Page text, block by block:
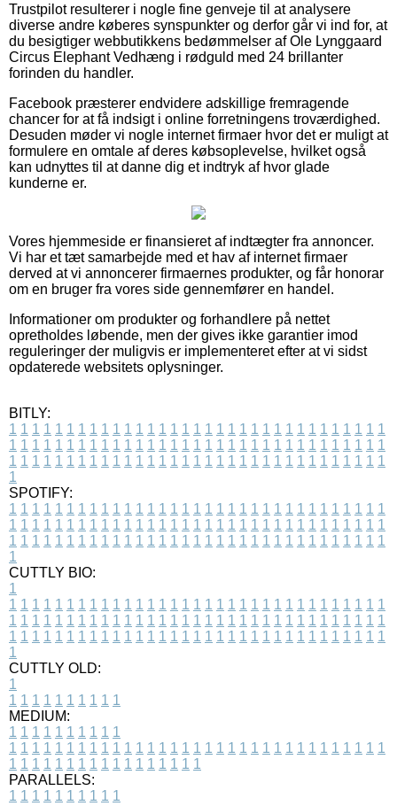
Trustpilot resulterer i nogle fine genveje til at analysere
diverse andre køberes synspunkter og derfor går vi ind for, at
du besigtiger webbutikkens bedømmelser af Ole Lynggaard
Circus Elephant Vedhæng i rødguld med 24 brillanter
forinden du handler.
Facebook præsterer endvidere adskillige fremragende
chancer for at få indsigt i online forretningens troværdighed.
Desuden møder vi nogle internet firmaer hvor det er muligt at
formulere en omtale af deres købsoplevelse, hvilket også
kan udnyttes til at danne dig et indtryk af hvor glade
kunderne er.
Vores hjemmeside er finansieret af indtægter fra annoncer.
Vi har et tæt samarbejde med et hav af internet firmaer
derved at vi annoncerer firmaernes produkter, og får honorar
om en bruger fra vores side gennemfører en handel.
Informationer om produkter og forhandlere på nettet
opretholdes løbende, men der gives ikke garantier imod
reguleringer der muligvis er implementeret efter at vi sidst
opdaterede websitets oplysninger.
BITLY:
1 1 1 1 1 1 1 1 1 1 1 1 1 1 1 1 1 1 1 1 1 1 1 1 1 1 1 1 1 1 1 1 1
1 1 1 1 1 1 1 1 1 1 1 1 1 1 1 1 1 1 1 1 1 1 1 1 1 1 1 1 1 1 1 1 1
1 1 1 1 1 1 1 1 1 1 1 1 1 1 1 1 1 1 1 1 1 1 1 1 1 1 1 1 1 1 1 1 1
1
SPOTIFY:
1 1 1 1 1 1 1 1 1 1 1 1 1 1 1 1 1 1 1 1 1 1 1 1 1 1 1 1 1 1 1 1 1
1 1 1 1 1 1 1 1 1 1 1 1 1 1 1 1 1 1 1 1 1 1 1 1 1 1 1 1 1 1 1 1 1
1 1 1 1 1 1 1 1 1 1 1 1 1 1 1 1 1 1 1 1 1 1 1 1 1 1 1 1 1 1 1 1 1
1
CUTTLY BIO:
1
1 1 1 1 1 1 1 1 1 1 1 1 1 1 1 1 1 1 1 1 1 1 1 1 1 1 1 1 1 1 1 1 1
1 1 1 1 1 1 1 1 1 1 1 1 1 1 1 1 1 1 1 1 1 1 1 1 1 1 1 1 1 1 1 1 1
1 1 1 1 1 1 1 1 1 1 1 1 1 1 1 1 1 1 1 1 1 1 1 1 1 1 1 1 1 1 1 1 1
1
CUTTLY OLD:
1
1 1 1 1 1 1 1 1 1 1
MEDIUM:
1 1 1 1 1 1 1 1 1 1
1 1 1 1 1 1 1 1 1 1 1 1 1 1 1 1 1 1 1 1 1 1 1 1 1 1 1 1 1 1 1 1 1
1 1 1 1 1 1 1 1 1 1 1 1 1 1 1 1 1
PARALLELS:
1 1 1 1 1 1 1 1 1 1